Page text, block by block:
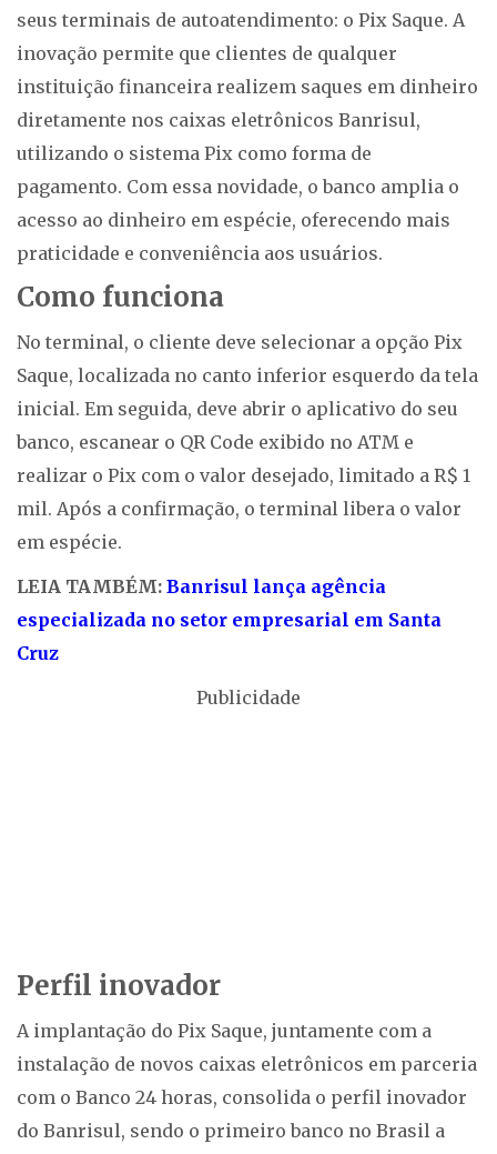
seus terminais de autoatendimento: o Pix Saque. A
inovação permite que clientes de qualquer
instituição financeira realizem saques em dinheiro
diretamente nos caixas eletrônicos Banrisul,
utilizando o sistema Pix como forma de
pagamento. Com essa novidade, o banco amplia o
acesso ao dinheiro em espécie, oferecendo mais
praticidade e conveniência aos usuários.
Como funciona
No terminal, o cliente deve selecionar a opção Pix
Saque, localizada no canto inferior esquerdo da tela
inicial. Em seguida, deve abrir o aplicativo do seu
banco, escanear o QR Code exibido no ATM e
realizar o Pix com o valor desejado, limitado a R$ 1
mil. Após a confirmação, o terminal libera o valor
em espécie.
LEIA TAMBÉM: Banrisul lança agência
especializada no setor empresarial em Santa
Cruz
Publicidade
Perfil inovador
A implantação do Pix Saque, juntamente com a
instalação de novos caixas eletrônicos em parceria
com o Banco 24 horas, consolida o perfil inovador
do Banrisul, sendo o primeiro banco no Brasil a